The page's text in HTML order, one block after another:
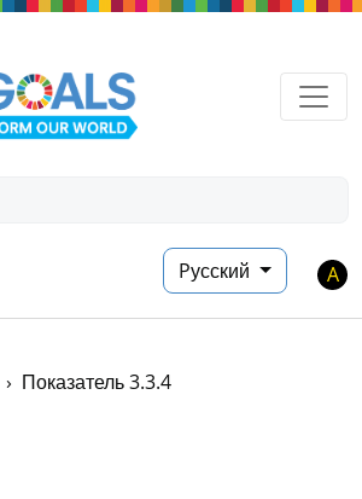
Перейти к главному
Pусский A
Показатель 3.3.4